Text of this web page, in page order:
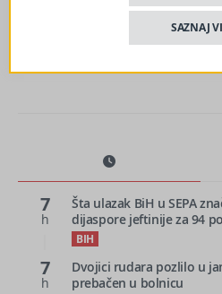
Bihać-Cazin-Velika Kladuša
7
h
Šta ulazak BiH u SEPA
dijaspore jeftinije za 94
BIH
7
h
Dvojici rudara pozlilo u
prebačen u bolnicu
SAZNAJ